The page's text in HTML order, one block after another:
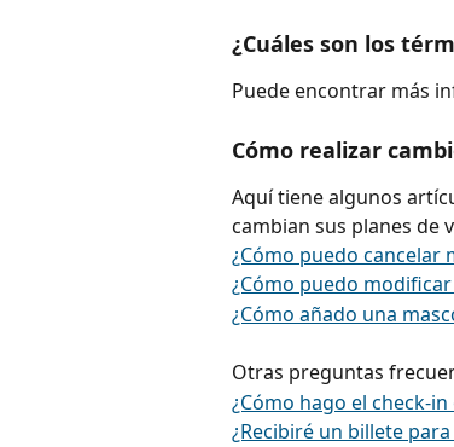
¿Cuáles son los
Puede encontrar más
Cómo realizar
Aquí tiene algunos
cambian sus planes de
¿Cómo puedo cancelar
¿Cómo puedo
¿Cómo añado una
Otras preguntas
¿Cómo hago el check-
¿Recibiré un billete